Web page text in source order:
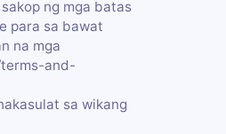
ng mga batas
para sa bawat
na mga
and-
sa wikang